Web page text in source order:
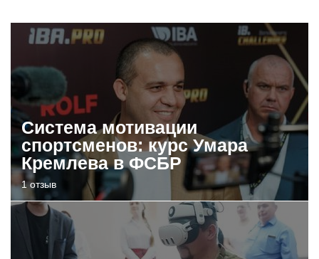
Система мотивации
спортсменов: курс Умара
Кремлева в ФСБР
1 отзыв